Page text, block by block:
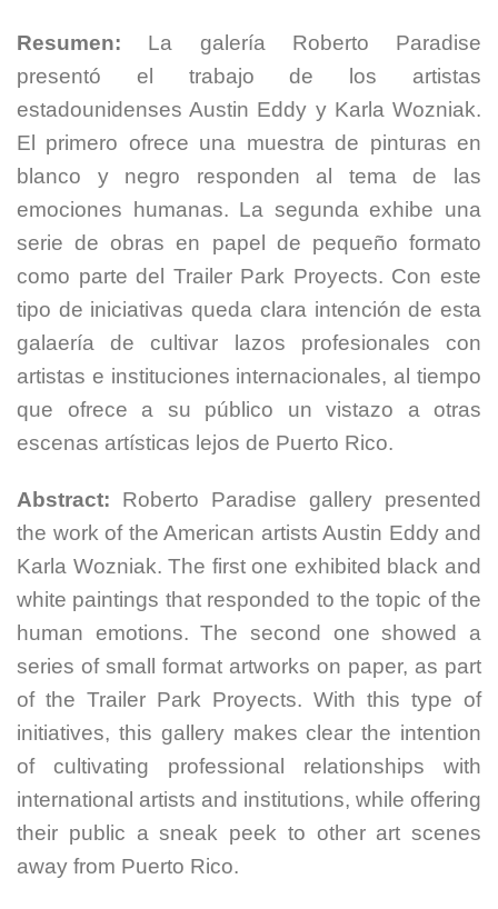
Resumen: La galería Roberto Paradise
presentó el trabajo de los artistas
estadounidenses Austin Eddy y Karla Wozniak.
El primero ofrece una muestra de pinturas en
blanco y negro responden al tema de las
emociones humanas. La segunda exhibe una
serie de obras en papel de pequeño formato
como parte del Trailer Park Proyects. Con este
tipo de iniciativas queda clara intención de esta
galaería de cultivar lazos profesionales con
artistas e instituciones internacionales, al tiempo
que ofrece a su público un vistazo a otras
escenas artísticas lejos de Puerto Rico.
Abstract: Roberto Paradise gallery presented
the work of the American artists Austin Eddy and
Karla Wozniak. The first one exhibited black and
white paintings that responded to the topic of the
human emotions. The second one showed a
series of small format artworks on paper, as part
of the Trailer Park Proyects. With this type of
initiatives, this gallery makes clear the intention
of cultivating professional relationships with
international artists and institutions, while offering
their public a sneak peek to other art scenes
away from Puerto Rico.